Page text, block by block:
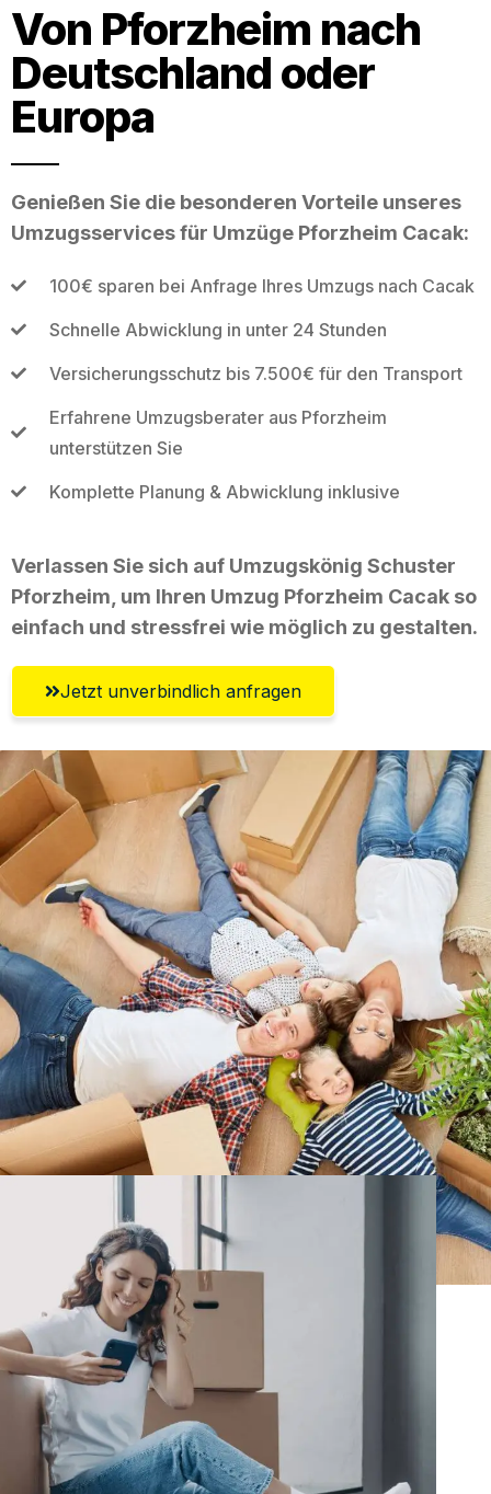
Von Pforzheim nach
Deutschland oder
Europa
Genießen Sie die besonderen Vorteile unseres
Umzugsservices für Umzüge Pforzheim Cacak:
100€ sparen bei Anfrage Ihres Umzugs nach Cacak
Schnelle Abwicklung in unter 24 Stunden
Versicherungsschutz bis 7.500€ für den Transport
Erfahrene Umzugsberater aus Pforzheim
unterstützen Sie
Komplette Planung & Abwicklung inklusive
Verlassen Sie sich auf Umzugskönig Schuster
Pforzheim, um Ihren Umzug Pforzheim Cacak so
einfach und stressfrei wie möglich zu gestalten.
Jetzt unverbindlich anfragen